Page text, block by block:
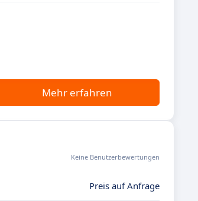
Mehr erfahren
Keine Benutzerbewertungen
Preis auf Anfrage